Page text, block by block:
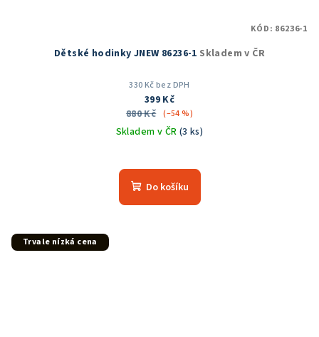
Dětské hodinky JNEW 86236-1 Skladem v ČR
330 Kč bez DPH
399 Kč
880 Kč (–54 %)
Skladem v ČR (3 ks)
Do košíku
KÓD: 86236-1
Trvale nízká cena